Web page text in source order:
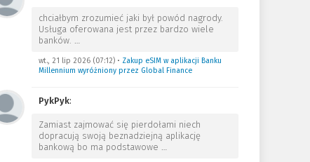
chciałbym zrozumieć jaki był powód nagrody.
Usługa oferowana jest przez bardzo wiele
banków. …
wt., 21 lip 2026 (07:12)• Zakup eSIM w aplikacji Banku
Millennium wyróżniony przez Global Finance
PykPyk:
Zamiast zajmować się pierdołami niech
dopracują swoją beznadziejną aplikację
bankową bo ma podstawowe …